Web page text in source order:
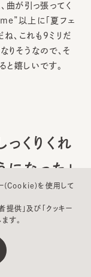
曲が引っ張ってく
以上に「夏フェ
ね、これも9ミリだ
りそうなので、そ
と嬉しいです。
っくりくれ
なった」
(Cookie)を使用して
供」及び「クッキー
す。